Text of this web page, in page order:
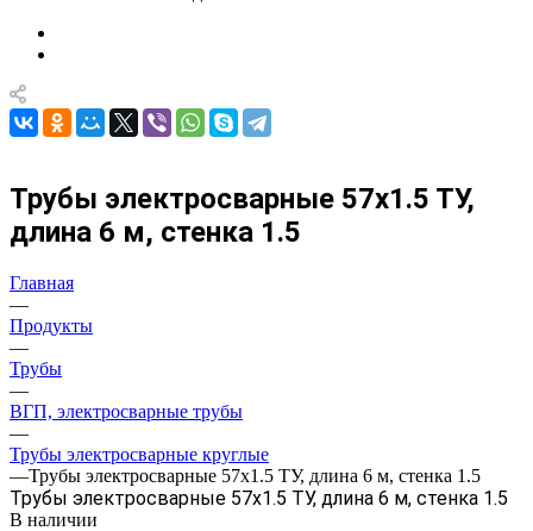
Трубы электросварные 57х1.5 ТУ,
длина 6 м, стенка 1.5
Главная
—
Продукты
—
Трубы
—
ВГП, электросварные трубы
—
Трубы электросварные круглые
—Трубы электросварные 57х1.5 ТУ, длина 6 м, стенка 1.5
Трубы электросварные 57х1.5 ТУ, длина 6 м, стенка 1.5
В наличии